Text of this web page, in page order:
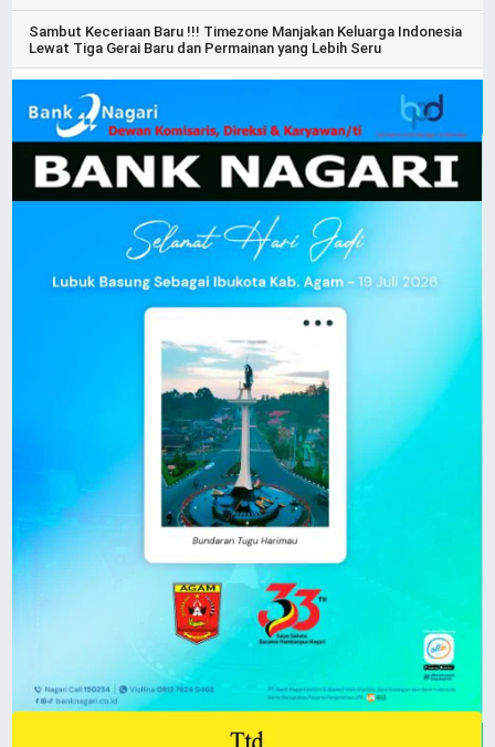
Sambut Keceriaan Baru !!! Timezone Manjakan Keluarga Indonesia
Lewat Tiga Gerai Baru dan Permainan yang Lebih Seru